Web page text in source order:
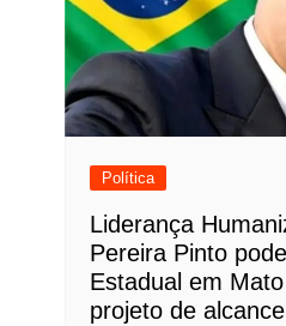
Política
Liderança
Pereira Pinto
Estadual em
projeto de